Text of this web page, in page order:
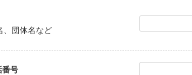
、団体名など
番号